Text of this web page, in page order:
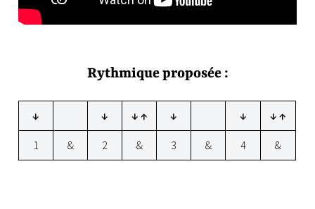
Rythmique proposée :
↓ ↓ ↓ ↑ ↓ ↓ ↓ ↑
1 & 2 & 3 & 4 &